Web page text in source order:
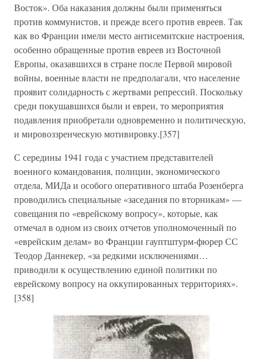
Восток». Оба наказания должны были применяться
против коммунистов, и прежде всего против евреев. Так
как во Франции имели место антисемитские настроения,
особенно обращенные против евреев из Восточной
Европы, оказавшихся в стране после Первой мировой
войны, военные власти не предполагали, что население
проявит солидарность с жертвами репрессий. Поскольку
среди покушавшихся были и евреи, то мероприятия
подавления приобретали одновременно и политическую,
и мировоззренческую мотивировку.[357]
С середины 1941 года с участием представителей
военного командования, полиции, экономического
отдела, МИДа и особого оперативного штаба Розенберга
проводились специальные «заседания по вторникам» —
совещания по «еврейскому вопросу», которые, как
отмечал в одном из своих отчетов уполномоченный по
«еврейским делам» во Франции гауптштурм-фюрер СС
Теодор Даннекер, «за редкими исключениями…
приводили к осуществлению единой политики по
еврейскому вопросу на оккупированных территориях».
[358]